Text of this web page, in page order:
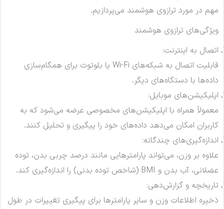
مهم در مورد ترازوی هوشمند می‌پردازیم.
ویژگی‌های ترازوی هوشمند
اتصال به اینترنت:
قابلیت اتصال به شبکه‌های Wi-Fi یا بلوتوث برای همگام‌سازی
داده‌ها با دستگاه‌های دیگر.
اپلیکیشن‌های موبایل:
معمولاً همراه با اپلیکیشن‌های مخصوصی عرضه می‌شود که به
کاربران امکان می‌دهد داده‌های خود را پیگیری و تحلیل کنند.
اندازه‌گیری‌های چندگانه:
علاوه بر وزن، می‌تواند پارامترهایی مانند درصد چربی بدن، توده
عضلانی، آب بدن و BMI (شاخص توده بدنی) را اندازه‌گیری کند.
تاریخچه و گزارش‌دهی:
ذخیره اطلاعات وزن و سایر پارامترها برای پیگیری تغییرات در طول